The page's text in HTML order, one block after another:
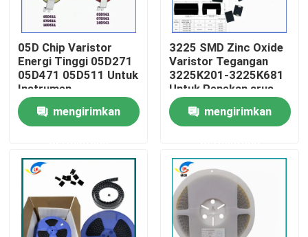
Tur Pabrik
Kontrol Kualitas
Hubungi Kami
Kasus-kasus
Termistor PTC
05D Chip Varistor
Energi Tinggi 05D271
05D471 05D511 Untuk
Instrumen
mengirimkan
3225 SMD Zinc Oxide
Varistor Tegangan
3225K201-3225K681
Untuk Penekan arus
gelombang tinggi
mengirimkan